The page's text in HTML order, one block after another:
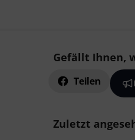
Gefällt Ihnen,
Teilen
Zuletzt